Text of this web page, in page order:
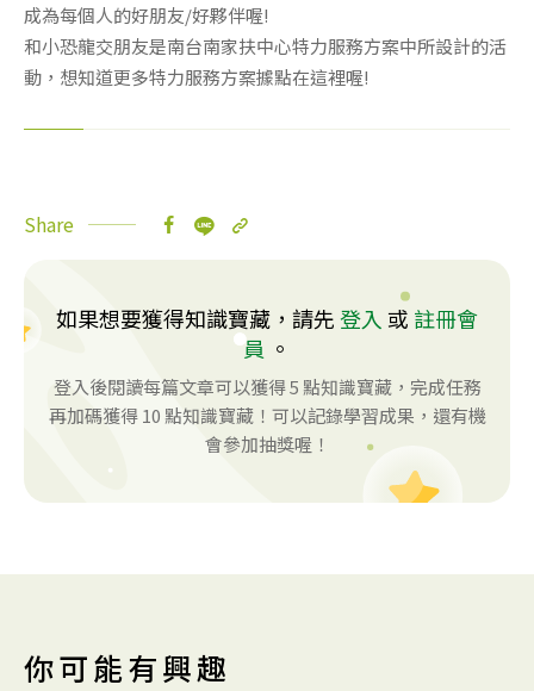
成為每個人的好朋友/好夥伴喔!
和小恐龍交朋友是南台南家扶中心特力服務方案中所設計的活
動，想知道更多特力服務方案據點在這裡喔!
Share
如果想要獲得知識寶藏，請先登入 或 註冊會
員 。
登入後閱讀每篇文章可以獲得 5 點知識寶藏，完成任務
再加碼獲得 10 點知識寶藏！可以記錄學習成果，還有機
會參加抽獎喔！
你可能有興趣